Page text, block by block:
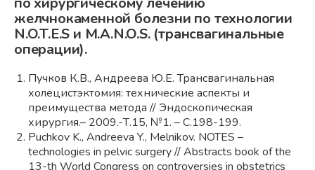
желчнокаменной болезни по технологии
N.O.T.E.S и M.A.N.O.S. (трансвагинальные
операции).
Пучков К.В., Андреева Ю.Е. Трансвагинальная
холецистэктомия: технические аспекты и
преимущества метода // Эндоскопическая
хирургия.– 2009.-Т.15, №1. – С.198-199.
Puchkov K., Andreeva Y., Melnikov. NOTES –
technologies in pelvic surgery // Abstracts book of the
13-th World Congress on controversies in obstetrics